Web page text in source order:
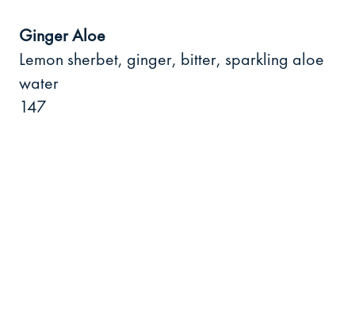
Ginger Aloe
Lemon sherbet, ginger, bitter, sparkling aloe
water
147